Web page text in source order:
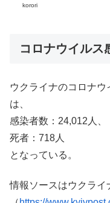
korori
コロナウイルス
ウクライナのコロナウ
は、
感染者数：24,012人、
死者：718人
となっている。
情報ソースはウクライ